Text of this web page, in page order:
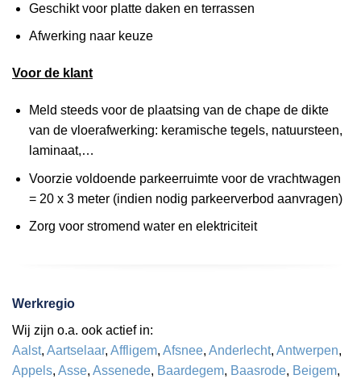
Geschikt voor platte daken en terrassen
Afwerking naar keuze
Voor de klant
Meld steeds voor de plaatsing van de chape de dikte
van de vloerafwerking: keramische tegels, natuursteen,
laminaat,…
Voorzie voldoende parkeerruimte voor de vrachtwagen
= 20 x 3 meter (indien nodig parkeerverbod aanvragen)
Zorg voor stromend water en elektriciteit
Werkregio
Wij zijn o.a. ook actief in:
Aalst, Aartselaar, Affligem, Afsnee, Anderlecht, Antwerpen,
Appels, Asse, Assenede, Baardegem, Baasrode, Beigem,